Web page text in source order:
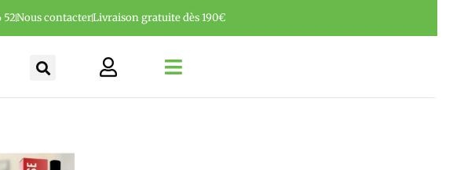
52Nous contacterLivraison gratuite dès 190€